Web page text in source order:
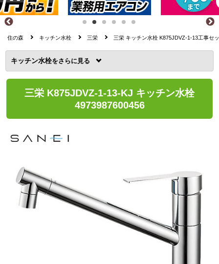
住の森 キッチン水栓 三栄 三栄 キッチン水栓 K875JDVZ-1-13工事セ
キッチン水栓を
三栄 K875JDVZ-1-13-KJ キッチン水栓
4973987600456